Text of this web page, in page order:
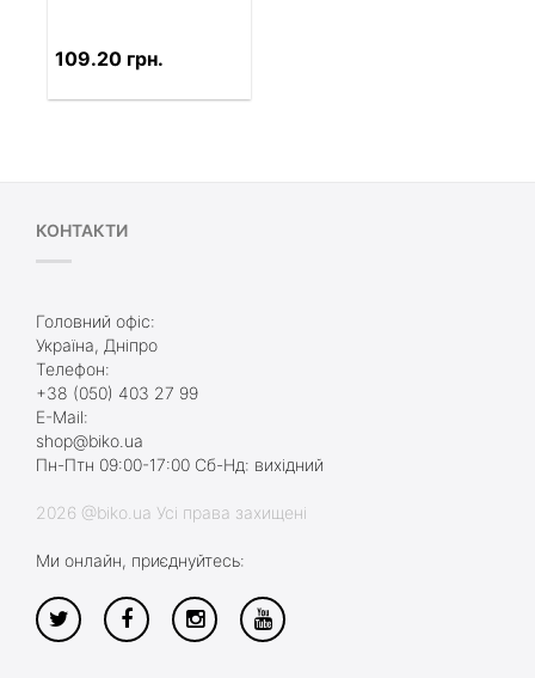
109.20 грн.
КОНТАКТИ
Головний офіс:
Україна, Дніпро
Телефон:
+38 (050) 403 27 99
E-Mail:
shop@biko.ua
Пн-Птн 09:00-17:00 Сб-Нд: вихідний
2026 @biko.ua Усі права захищені
Ми онлайн, приєднуйтесь: